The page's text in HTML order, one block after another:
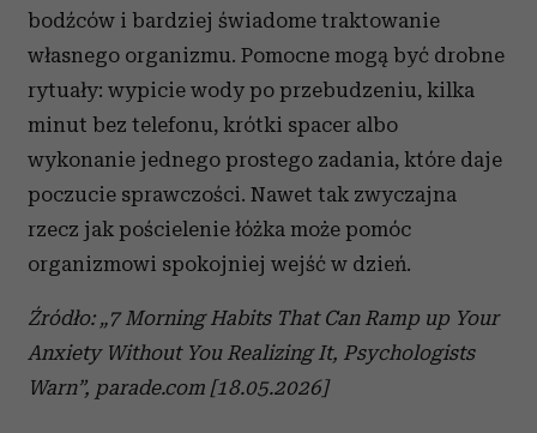
bodźców i bardziej świadome traktowanie
własnego organizmu. Pomocne mogą być drobne
rytuały: wypicie wody po przebudzeniu, kilka
minut bez telefonu, krótki spacer albo
wykonanie jednego prostego zadania, które daje
poczucie sprawczości. Nawet tak zwyczajna
rzecz jak pościelenie łóżka może pomóc
organizmowi spokojniej wejść w dzień.
Źródło: „7 Morning Habits That Can Ramp up Your
Anxiety Without You Realizing It, Psychologists
Warn”, parade.com [18.05.2026]